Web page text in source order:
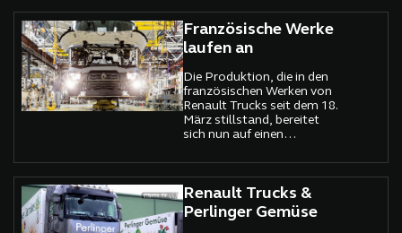
Französische Werke
laufen an
Die Produktion, die in den
französischen Werken von
Renault Trucks seit dem 18.
März stillstand, bereitet
sich nun auf einen
Wiederanlauf der
Aktivitätenvor.
Renault Trucks &
Perlinger Gemüse